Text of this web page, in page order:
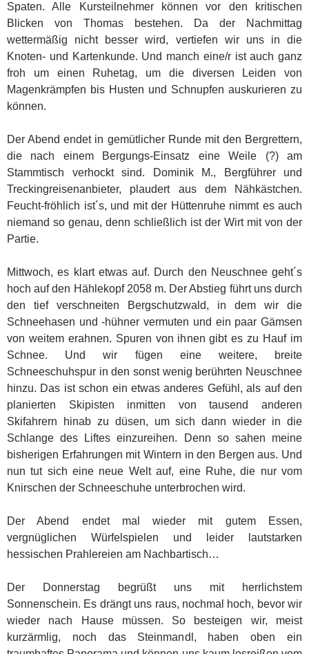
Spaten. Alle Kursteilnehmer können vor den kritischen
Blicken von Thomas bestehen. Da der Nachmittag
wettermäßig nicht besser wird, vertiefen wir uns in die
Knoten- und Kartenkunde. Und manch eine/r ist auch ganz
froh um einen Ruhetag, um die diversen Leiden von
Magenkrämpfen bis Husten und Schnupfen auskurieren zu
können.
Der Abend endet in gemütlicher Runde mit den Bergrettern,
die nach einem Bergungs-Einsatz eine Weile (?) am
Stammtisch verhockt sind. Dominik M., Bergführer und
Treckingreisenanbieter, plaudert aus dem Nähkästchen.
Feucht-fröhlich ist´s, und mit der Hüttenruhe nimmt es auch
niemand so genau, denn schließlich ist der Wirt mit von der
Partie.
Mittwoch, es klart etwas auf. Durch den Neuschnee geht´s
hoch auf den Hählekopf 2058 m. Der Abstieg führt uns durch
den tief verschneiten Bergschutzwald, in dem wir die
Schneehasen und -hühner vermuten und ein paar Gämsen
von weitem erahnen. Spuren von ihnen gibt es zu Hauf im
Schnee. Und wir fügen eine weitere, breite
Schneeschuhspur in den sonst wenig berührten Neuschnee
hinzu. Das ist schon ein etwas anderes Gefühl, als auf den
planierten Skipisten inmitten von tausend anderen
Skifahrern hinab zu düsen, um sich dann wieder in die
Schlange des Liftes einzureihen. Denn so sahen meine
bisherigen Erfahrungen mit Wintern in den Bergen aus. Und
nun tut sich eine neue Welt auf, eine Ruhe, die nur vom
Knirschen der Schneeschuhe unterbrochen wird.
Der Abend endet mal wieder mit gutem Essen,
vergnüglichen Würfelspielen und leider lautstarken
hessischen Prahlereien am Nachbartisch…
Der Donnerstag begrüßt uns mit herrlichstem
Sonnenschein. Es drängt uns raus, nochmal hoch, bevor wir
wieder nach Hause müssen. So besteigen wir, meist
kurzärmlig, noch das Steinmandl, haben oben ein